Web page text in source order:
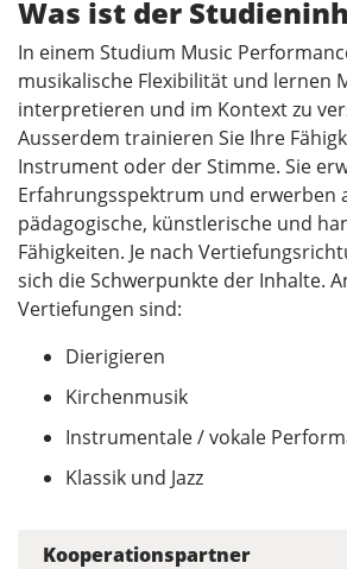
Was ist der
In einem Studium Music
musikalische Flexibilität und lernen
interpretieren und im Kontext zu
Ausserdem trainieren Sie Ihre
Instrument oder der Stimme. Sie
Erfahrungsspektrum und erwerben
pädagogische, künstlerische und
Fähigkeiten. Je nach
sich die Schwerpunkte der Inhalte.
Vertiefungen sind:
Dierigieren
Kirchenmusik
Instrumentale / vokale
Klassik und Jazz
Kooperationspartner